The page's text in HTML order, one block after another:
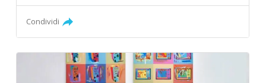
Condividi